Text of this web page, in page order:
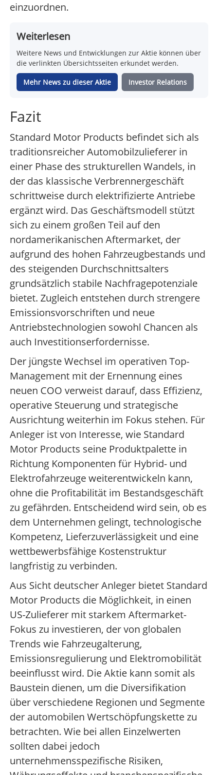
einzuordnen.
Weiterlesen
Weitere News und Entwicklungen zur Aktie können über
die verlinkten Übersichtsseiten erkundet werden.
Mehr News zu dieser Aktie Investor Relations
Fazit
Standard Motor Products befindet sich als
traditionsreicher Automobilzulieferer in
einer Phase des strukturellen Wandels, in
der das klassische Verbrennergeschäft
schrittweise durch elektrifizierte Antriebe
ergänzt wird. Das Geschäftsmodell stützt
sich zu einem großen Teil auf den
nordamerikanischen Aftermarket, der
aufgrund des hohen Fahrzeugbestands und
des steigenden Durchschnittsalters
grundsätzlich stabile Nachfragepotenziale
bietet. Zugleich entstehen durch strengere
Emissionsvorschriften und neue
Antriebstechnologien sowohl Chancen als
auch Investitionserfordernisse.
Der jüngste Wechsel im operativen Top-
Management mit der Ernennung eines
neuen COO verweist darauf, dass Effizienz,
operative Steuerung und strategische
Ausrichtung weiterhin im Fokus stehen. Für
Anleger ist von Interesse, wie Standard
Motor Products seine Produktpalette in
Richtung Komponenten für Hybrid- und
Elektrofahrzeuge weiterentwickeln kann,
ohne die Profitabilität im Bestandsgeschäft
zu gefährden. Entscheidend wird sein, ob es
dem Unternehmen gelingt, technologische
Kompetenz, Lieferzuverlässigkeit und eine
wettbewerbsfähige Kostenstruktur
langfristig zu verbinden.
Aus Sicht deutscher Anleger bietet Standard
Motor Products die Möglichkeit, in einen
US-Zulieferer mit starkem Aftermarket-
Fokus zu investieren, der von globalen
Trends wie Fahrzeugalterung,
Emissionsregulierung und Elektromobilität
beeinflusst wird. Die Aktie kann somit als
Baustein dienen, um die Diversifikation
über verschiedene Regionen und Segmente
der automobilen Wertschöpfungskette zu
betrachten. Wie bei allen Einzelwerten
sollten dabei jedoch
unternehmensspezifische Risiken,